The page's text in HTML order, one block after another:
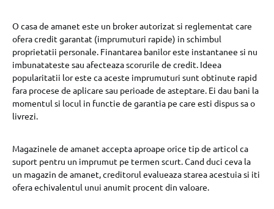
O casa de amanet este un broker autorizat si reglementat care
ofera credit garantat (imprumuturi rapide) in schimbul
proprietatii personale. Finantarea banilor este instantanee si nu
imbunatateste sau afecteaza scorurile de credit. Ideea
popularitatii lor este ca aceste imprumuturi sunt obtinute rapid
fara procese de aplicare sau perioade de asteptare. Ei dau bani la
momentul si locul in functie de garantia pe care esti dispus sa o
livrezi.
Magazinele de amanet accepta aproape orice tip de articol ca
suport pentru un imprumut pe termen scurt. Cand duci ceva la
un magazin de amanet, creditorul evalueaza starea acestuia si iti
ofera echivalentul unui anumit procent din valoare.